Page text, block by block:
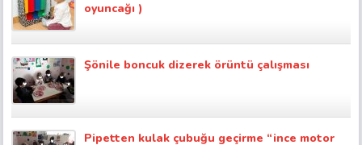
oyuncağı )
Şönile boncuk dizerek örüntü çalışması
Pipetten kulak çubuğu geçirme “ince motor